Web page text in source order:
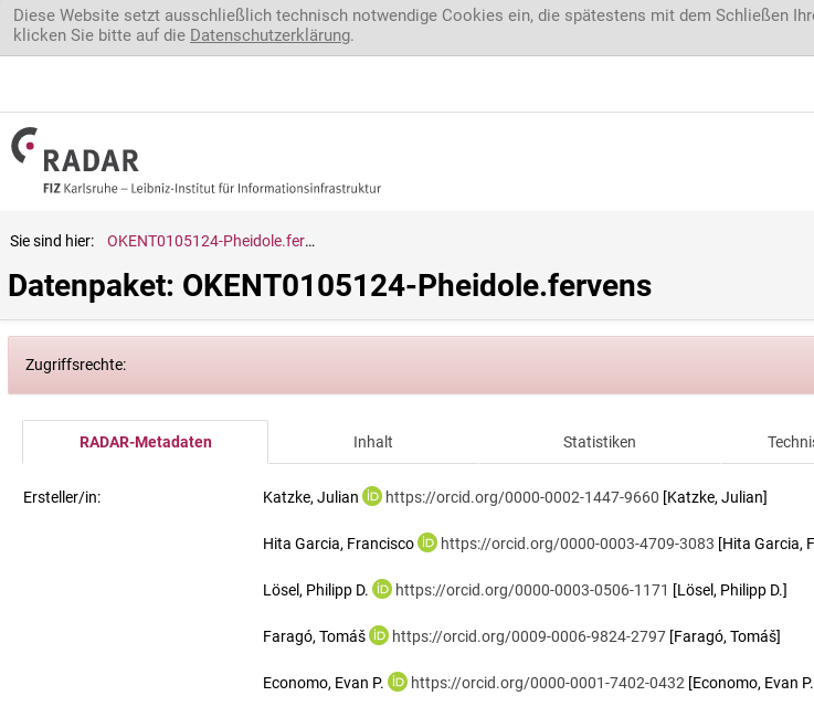
Direkt zum Inhalt
Diese Website setzt ausschließlich technisch notwendige Cookies ein, die spätestens mit dem Schließen
klicken Sie bitte auf die Datenschutzerklärung.
Sie sind hier: OKENT0105124-Pheidole.fervens
Datenpaket: OKENT0105124-Pheidole.fervens
Zugriffsrechte:
RADAR-Metadaten Inhalt Statistiken
Ersteller/in: Katzke, Julian https://orcid.org/0000-0002-1447-9660 [Katzke, Julian]
Hita Garcia, Francisco https://orcid.org/0000-0003-4709-3083 [Hita Garcia,
Lösel, Philipp D. https://orcid.org/0000-0003-0506-1171 [Lösel, Philipp D.]
Faragó, Tomáš https://orcid.org/0009-0006-9824-2797 [Faragó, Tomáš]
Economo, Evan P. https://orcid.org/0000-0001-7402-0432 [Economo, Evan